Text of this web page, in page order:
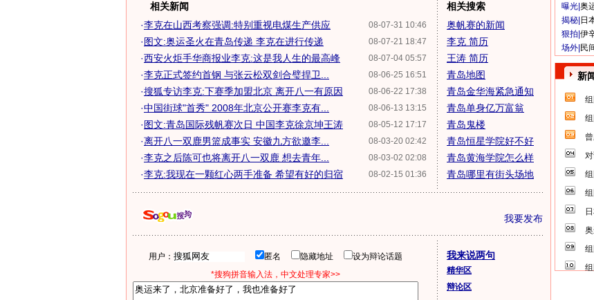
相关新闻
08-07-31 10:46
·李克在山西考察强调:特别重视电煤生产供应
08-07-21 18:47
·图文:奥运圣火在青岛传递 李克在进行传递
08-07-04 05:57
·西安火炬手华商报业李克:这是我人生的最高峰
08-06-25 16:51
·李克正式签约首钢 与张云松双剑合璧捍卫...
08-06-22 17:38
·搜狐专访李克:下赛季加盟北京 离开八一有原因
08-06-13 13:15
·中国街球"首秀" 2008年北京公开赛李克有...
08-05-12 17:17
·图文:青岛国际残帆赛次日 中国李克徐京坤王涛
08-03-20 02:42
·离开八一双鹿男篮成事实 安徽九方欲邀李...
08-03-02 02:08
·李克之后陈可也将离开八一双鹿 想去青年...
08-02-15 01:36
·李克:我现在一颗红心两手准备 希望有好的归宿
相关搜索
奥帆赛的新闻
李克 简历
王涛 简历
青岛地图
青岛金华海紧急通知
青岛单身亿万富翁
青岛鬼楼
青岛恒星学院好不好
青岛黄海学院怎么样
青岛哪里有街头场地
我要发布
用户： 匿名 隐藏地址
设为辩论话题
*搜狗拼音输入法，中文处理专家>>
我来说两句
精华区
辩论区
曝光| 奥
揭秘| 日
狠拍| 伊
场外| 民
新